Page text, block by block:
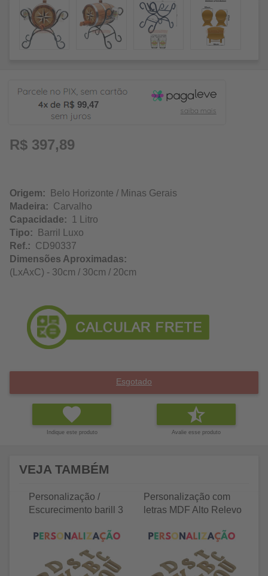
99,47
R$ 397,89
Origem: Belo Horizonte / Minas Gerais
Madeira: Carvalho
Capacidade: 1 Litro
Tipo: Barril Luxo
Ref.: CD90337
Dimensões Aproximadas:
(LxAxC) - 30cm / 30cm / 20cm
Esgotado
Indique este produto Avalie esse produto
VEJA TAMBÉM
Personalização /
Escurecimento barill 3
Personalização com
letras MDF Alto Relevo